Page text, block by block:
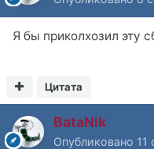
Я бы приколхозил эту
Цитата
BataNik
Опубликовано 11